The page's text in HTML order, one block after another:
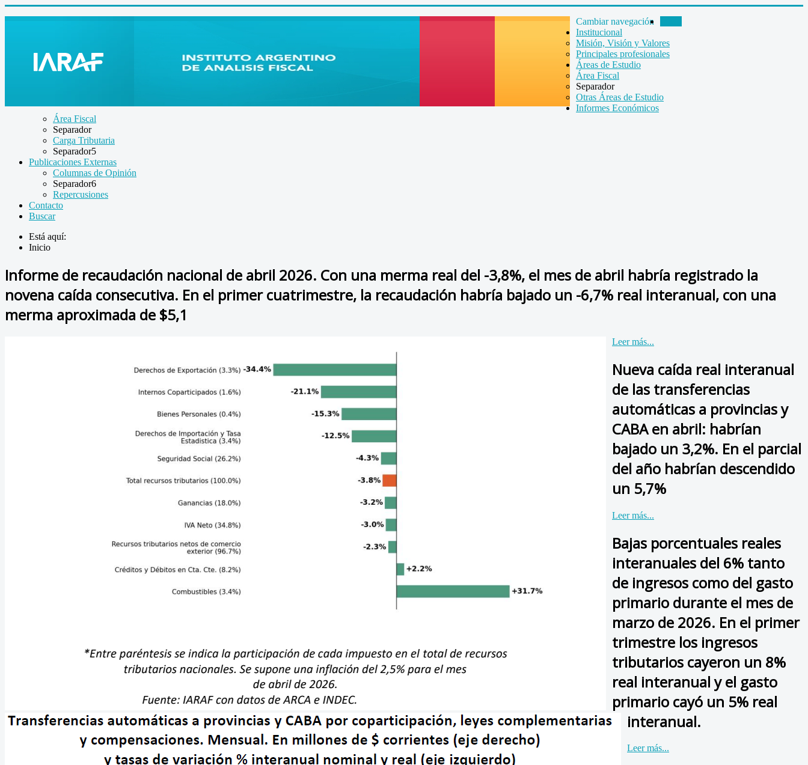
Cambiar navegación
Institucional
Misión, Visión y Valores
Principales profesionales
Áreas de Estudio
Área Fiscal
Separador
Otras Áreas de Estudio
Informes Económicos
Área Fiscal
Separador
Carga Tributaria
Separador5
Publicaciones Externas
Columnas de Opinión
Separador6
Repercusiones
Contacto
Buscar
Está aquí:
Inicio
Informe de recaudación nacional de abril 2026. Con una merma real del -3,8%, el mes de abril habría registrado la
novena caída consecutiva. En el primer cuatrimestre, la recaudación habría bajado un -6,7% real interanual, con una
merma aproximada de $5,1
Leer más...
Nueva caída real interanual
de las transferencias
automáticas a provincias y
CABA en abril: habrían
bajado un 3,2%. En el parcial
del año habrían descendido
un 5,7%
Leer más...
Bajas porcentuales reales
interanuales del 6% tanto
de ingresos como del gasto
primario durante el mes de
marzo de 2026. En el primer
trimestre los ingresos
tributarios cayeron un 8%
real interanual y el gasto
primario cayó un 5% real
interanual.
Leer más...